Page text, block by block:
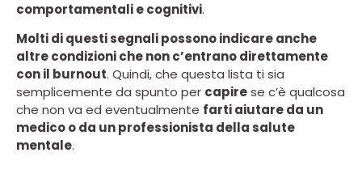
comportamentali e cognitivi.
Molti di questi segnali possono indicare anche
altre condizioni che non c’entrano direttamente
con il burnout. Quindi, che questa lista ti sia
semplicemente da spunto per capirese c’è qualcosa
che non va ed eventualmente farti aiutare da un
medico o da un professionista della salute
mentale.